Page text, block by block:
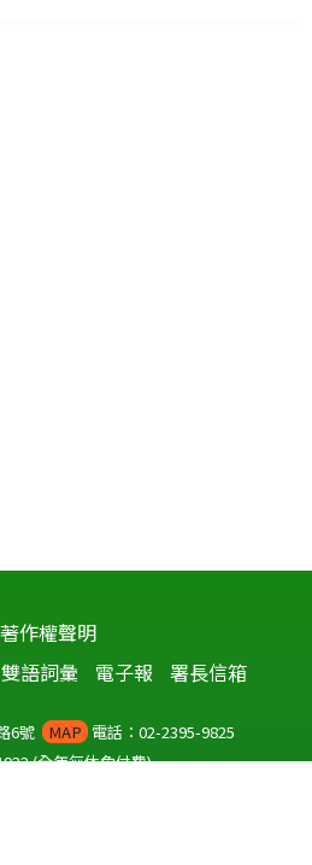
著作權聲明
雙語詞彙 電子報 署長信箱
6號 MAP 電話：02-2395-9825
(全年無休免付費)